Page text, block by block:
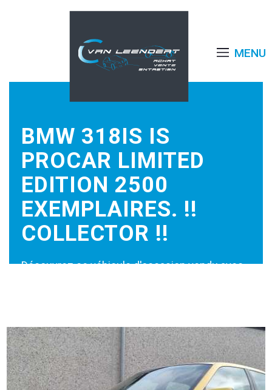
MENU
BMW 318IS IS
PROCAR LIMITED
EDITION 2500
EXEMPLAIRES. !!
COLLECTOR !!
Découvrez ce véhicule d'occasion vendu avec